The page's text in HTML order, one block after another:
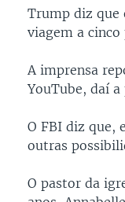
Trump diz que
viagem a cinco
A imprensa
YouTube, daí
O FBI diz que,
outras
O pastor da